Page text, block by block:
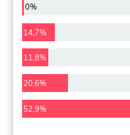
0%
14,7%
11,8%
20,6%
52,9%